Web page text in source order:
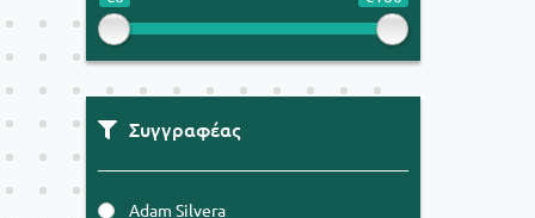
Συγγραφέας
Adam Silvera